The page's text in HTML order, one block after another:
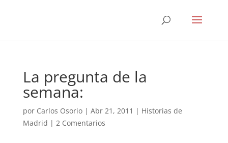
La pregunta de la
semana:
por Carlos Osorio| Abr 21, 2011 | Historias de
Madrid | 2 Comentarios